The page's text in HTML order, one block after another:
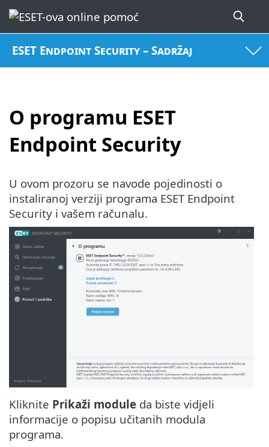
ESET Endpoint Security – Sadržaj
O programu ESET
Endpoint Security
U ovom prozoru se navode pojedinosti o
instaliranoj verziji programa ESET Endpoint
Security i vašem računalu.
Kliknite Prikaži module da biste vidjeli
informacije o popisu učitanih modula
programa.